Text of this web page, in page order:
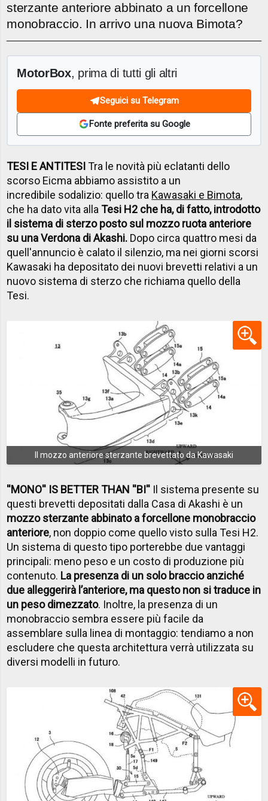
sterzante anteriore abbinato a un forcellone
monobraccio. In arrivo una nuova Bimota?
MotorBox, prima di tutti gli altri
Seguici su Telegram
Fonte preferita su Google
TESI E ANTITESI Tra le novità più eclatanti dello
scorso Eicma abbiamo assistito a un
incredibile sodalizio: quello tra Kawasaki e Bimota,
che ha dato vita allaTesi H2 che ha, di fatto, introdotto
il sistema di sterzo posto sul mozzo ruota anteriore
su una Verdona di Akashi. Dopo circa quattro mesi da
quell'annuncio è calato il silenzio, ma nei giorni scorsi
Kawasaki ha depositato dei nuovi brevetti relativi a un
nuovo sistema di sterzo che richiama quello della
Tesi.
Il mozzo anteriore sterzante brevettato da Kawasaki
''MONO'' IS BETTER THAN ''BI'' Il sistema presente su
questi brevetti depositati dalla Casa di Akashi è un
mozzo sterzante abbinato a forcellone monobraccio
anteriore, non doppio come quello visto sulla Tesi H2.
Un sistema di questo tipo porterebbe due vantaggi
principali: meno peso e un costo di produzione più
contenuto. La presenza di un solo braccio anziché
due alleggerirà l’anteriore, ma questo non si traduce in
un peso dimezzato. Inoltre, la presenza di un
monobraccio sembra essere più facile da
assemblare sulla linea di montaggio: tendiamo a non
escludere che questa architettura verrà utilizzata su
diversi modelli in futuro.